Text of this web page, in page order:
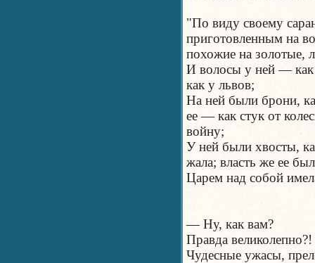
"По виду своему
приготовленным на
похожие на золотые,
И волосы у ней —
как у львов;
На ней были брони,
ее — как стук от
войну;
У ней были хвосты,
жала; власть же ее
Царем над собой
— Ну, как вам?
Правда великолепно?!
Чудесные ужасы,